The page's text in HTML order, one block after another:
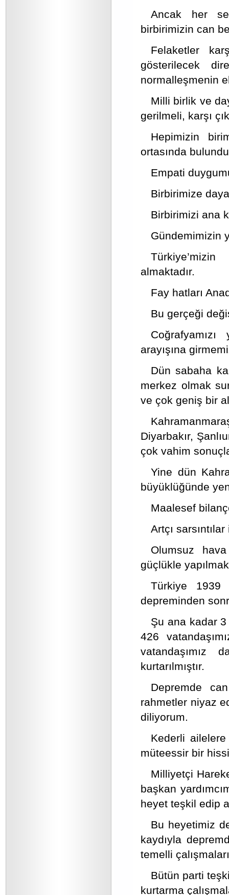
Ancak her
birbirimizin can
Felaketler
gösterilecek
normalleşmenin
Milli birlik ve
gerilmeli, karşı
Hepimizin
ortasında
Empati
Birbirimize
Birbirimizi ana
Gündemimizin
almaktadır.
Fay hatları
Bu gerçeği
arayışına
Dün sabaha
merkez olmak
ve çok geniş bir
Diyarbakır,
çok vahim
Yine dün
büyüklüğünde
Maalesef
Artçı
Olumsuz
güçlükle
Türkiye 1939
depreminden
Şu ana kadar 3
426
vatandaşımız
kurtarılmıştır.
Depremde
rahmetler niyaz
diliyorum.
Kederli
müteessir bir
Milliyetçi
başkan
heyet teşkil edip
Bu heyetimiz
kaydıyla
temelli
Bütün parti
kurtarma